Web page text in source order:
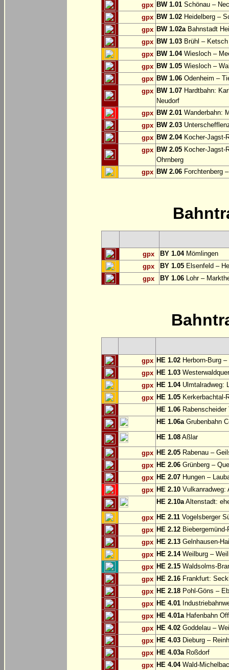
gpx BW 1.01 Schönau –
gpx BW 1.02 Heidelberg –
gpx BW 1.02aBahnstadt
gpx BW 1.03 Brühl – Ketsch
gpx BW 1.04Wiesloch –
gpx BW 1.05 Wiesloch –
gpx BW 1.06 Odenheim –
gpx BW 1.07 Hardtbahn:
Neudorf
gpx BW 2.01 Wanderbahn:
gpx BW 2.03
gpx BW 2.04Kocher-Jagst-
gpx BW 2.05 Kocher-Jagst-
Ohrnberg
gpx BW 2.06 Forchtenberg
gpx BY 1.04Mömlingen
gpx
BY 1.05 Elsenfeld –
gpx
BY 1.06 Lohr –
gpx HE 1.02 Herborn-Burg
gpx HE 1.03
gpx HE 1.04Ulmtalradweg:
gpx HE 1.05 Kerkerbachtal-
HE 1.06
HE 1.06aGrubenbahn
HE 1.08 Aßlar
gpx HE 2.05 Rabenau –
gpx HE 2.06 Grünberg –
gpx HE 2.07 Hungen –
gpx HE 2.10 Vulkanradweg:
HE 2.10aAltenstadt:
gpx HE 2.11 Vogelsberger
gpx HE 2.12
gpx HE 2.13 Gelnhausen-
gpx HE 2.14Weilburg –
gpx HE 2.15 Waldsolms-
gpx HE 2.16 Frankfurt:
gpx HE 2.18 Pohl-Göns –
gpx HE 4.01
gpx HE 4.01aHafenbahn
gpx HE 4.02 Goddelau –
gpx HE 4.03 Dieburg –
gpx HE 4.03aRoßdorf
gpx HE 4.04Wald-